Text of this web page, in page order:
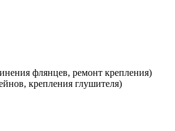
флянцев, ремонт крепления)
крепления глушителя)